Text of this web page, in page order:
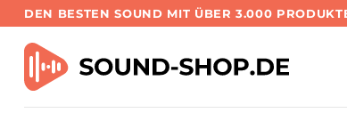
Zum
springen
DEN BESTEN SOUND MIT ÜBER 3.000